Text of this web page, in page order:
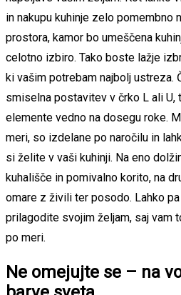
in nakupu kuhinje zelo pomembno
prostora, kamor bo umeščena
celotno izbiro. Tako boste lažje
ki vašim potrebam najbolj ustreza.
smiselna postavitev v črko L ali U,
elemente vedno na dosegu roke.
meri, so izdelane po naročilu in
si želite v vaši kuhinji. Na eno
kuhališče in pomivalno korito, na
omare z živili ter posodo. Lahko
prilagodite svojim željam, saj vam
po meri.
Ne omejujte se – na